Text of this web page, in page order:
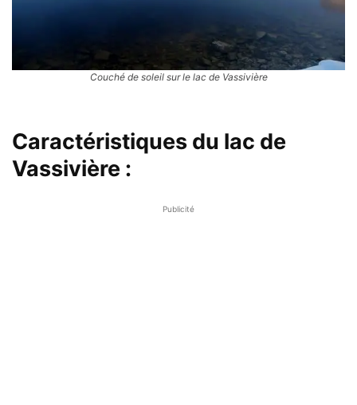
Couché de soleil sur le lac de Vassivière
Caractéristiques du lac de
Vassivière :
Publicité